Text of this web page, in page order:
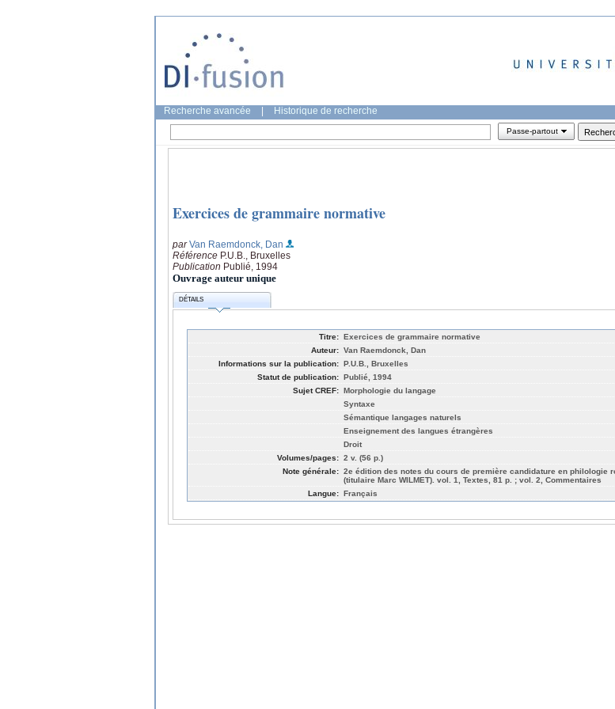
Recherche avancée Historique de recherche
Passe-partout
Exercices de grammaire normative
parVan Raemdonck, Dan
Référence P.U.B., Bruxelles
Publication Publié, 1994
Ouvrage auteur unique
DÉTAILS
Titre: Exercices de grammaire normative
Auteur: Van Raemdonck, Dan
Informations sur la publication: P.U.B., Bruxelles
Statut de publication: Publié, 1994
Sujet CREF: Morphologie du langage
Syntaxe
Sémantique langages naturels
Enseignement des langues étrangères
Droit
Volumes/pages: 2 v. (56 p.)
Note générale: 2e édition des notes du cours de première candidature en philologie
(titulaire Marc WILMET). vol. 1, Textes, 81 p. ; vol. 2, Commentaires
Langue: Français